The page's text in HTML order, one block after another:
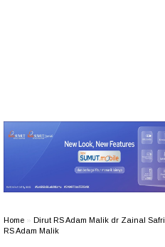
Home Dirut RS Adam Malik dr Zainal Safri
RS Adam Malik